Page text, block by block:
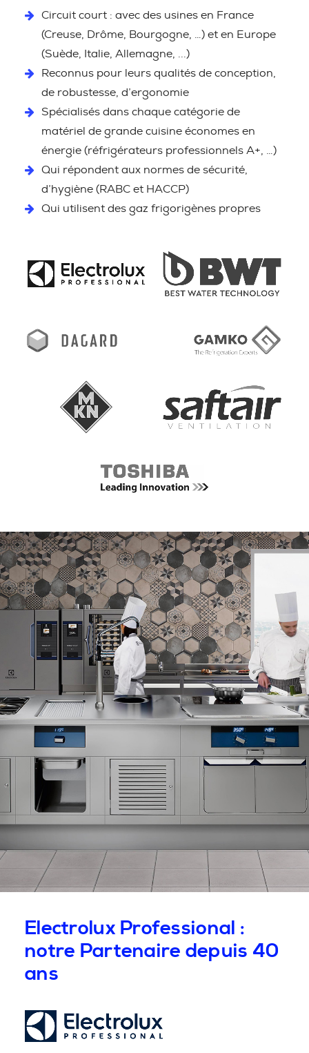
Circuit court : avec des usines en France
(Creuse, Drôme, Bourgogne, …) et en Europe
(Suède, Italie, Allemagne, ...)
Reconnus pour leurs qualités de conception,
de robustesse, d’ergonomie
Spécialisés dans chaque catégorie de
matériel de grande cuisine économes en
énergie (réfrigérateurs professionnels A+, …)
Qui répondent aux normes de sécurité,
d’hygiène (RABC et HACCP)
Qui utilisent des gaz frigorigènes propres
Electrolux Professional :
notre Partenaire depuis 40
ans